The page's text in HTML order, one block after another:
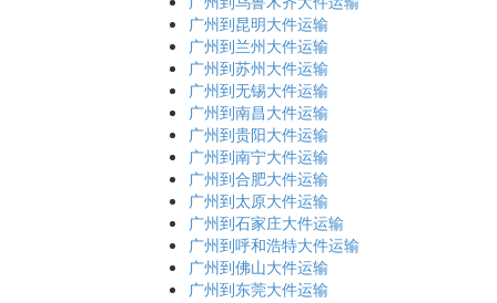
广州到昆明大件运输
广州到兰州大件运输
广州到苏州大件运输
广州到无锡大件运输
广州到南昌大件运输
广州到贵阳大件运输
广州到南宁大件运输
广州到合肥大件运输
广州到太原大件运输
广州到石家庄大件运输
广州到呼和浩特大件运输
广州到佛山大件运输
广州到东莞大件运输